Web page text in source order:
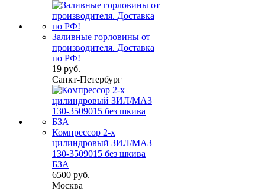
Заливные горловины от
производителя. Доставка
по РФ!
19 руб.
Санкт-Петербург
Компрессор 2-х
цилиндровый ЗИЛ/МАЗ
130-3509015 без шкива
БЗА
6500 руб.
Москва